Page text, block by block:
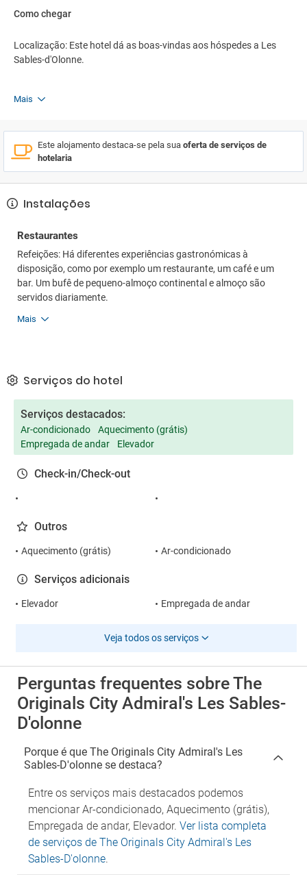
Como chegar
Localização: Este hotel dá as boas-vindas aos hóspedes a Les
Sables-d'Olonne.
Mais
Este alojamento destaca-se pela sua oferta de serviços de
hotelaria
Instalações
Restaurantes
Refeições: Há diferentes experiências gastronómicas à
disposição, como por exemplo um restaurante, um café e um
bar. Um bufê de pequeno-almoço continental e almoço são
servidos diariamente.
Mais
Serviços do hotel
Serviços destacados:
Ar-condicionado
Aquecimento (grátis)
Empregada de andar
Elevador
Check-in/Check-out
Outros
Aquecimento (grátis) Ar-condicionado
Serviços adicionais
Elevador Empregada de andar
Veja todos os serviços
Perguntas frequentes sobre The
Originals City Admiral's Les Sables-
D'olonne
Porque é que The Originals City Admiral's Les
Sables-D'olonne se destaca?
Entre os serviços mais destacados podemos
mencionar Ar-condicionado, Aquecimento (grátis),
Empregada de andar, Elevador. Ver lista completa
de serviços de The Originals City Admiral's Les
Sables-D'olonne.